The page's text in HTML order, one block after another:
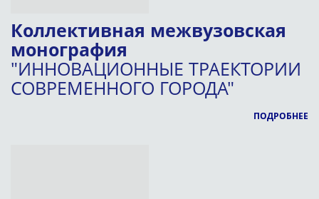
Коллективная межвузовская
монография
"ИННОВАЦИОННЫЕ ТРАЕКТОРИИ
СОВРЕМЕННОГО ГОРОДА"
ПОДРОБНЕЕ